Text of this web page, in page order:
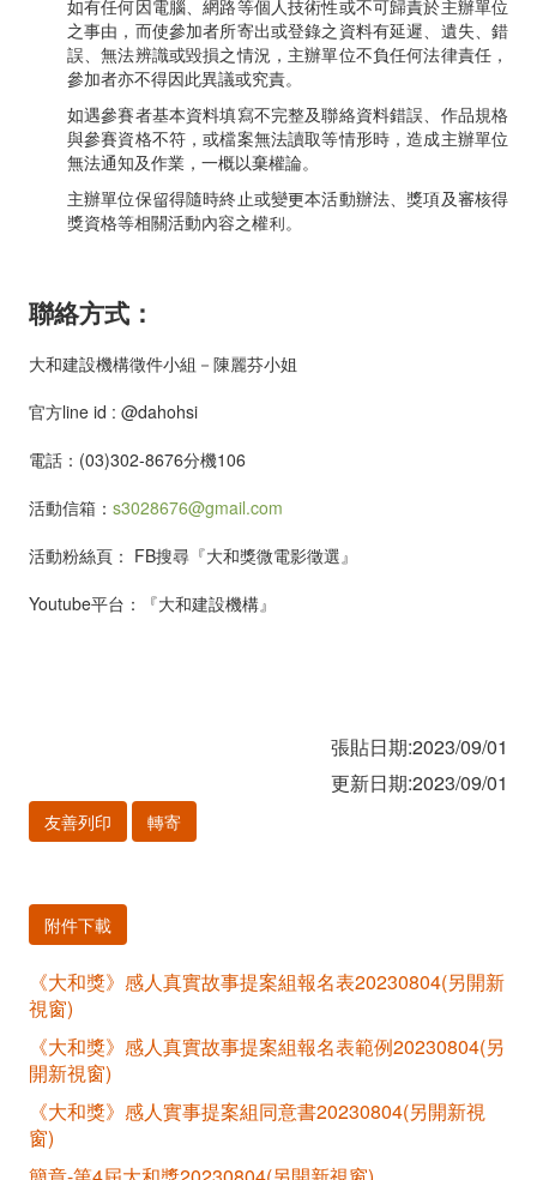
如有任何因電腦、網路等個人技術性或不可歸責於主辦單位
之事由，而使參加者所寄出或登錄之資料有延遲、遺失、錯
誤、無法辨識或毀損之情況，主辦單位不負任何法律責任，
參加者亦不得因此異議或究責。
如遇參賽者基本資料填寫不完整及聯絡資料錯誤、作品規格
與參賽資格不符，或檔案無法讀取等情形時，造成主辦單位
無法通知及作業，一概以棄權論。
主辦單位保留得隨時終止或變更本活動辦法、獎項及審核得
獎資格等相關活動內容之權利。
聯絡方式：
大和建設機構徵件小組－陳麗芬小姐
官方line id : @dahohsi
電話：(03)302-8676分機106
活動信箱： s3028676@gmail.com
活動粉絲頁： FB搜尋『大和獎微電影徵選』
Youtube平台：『大和建設機構』
張貼日期:2023/09/01
更新日期:2023/09/01
友善列印 轉寄
附件下載
《大和獎》感人真實故事提案組報名表20230804(另開新
視窗)
《大和獎》感人真實故事提案組報名表範例20230804(另
開新視窗)
《大和獎》感人實事提案組同意書20230804(另開新視
窗)